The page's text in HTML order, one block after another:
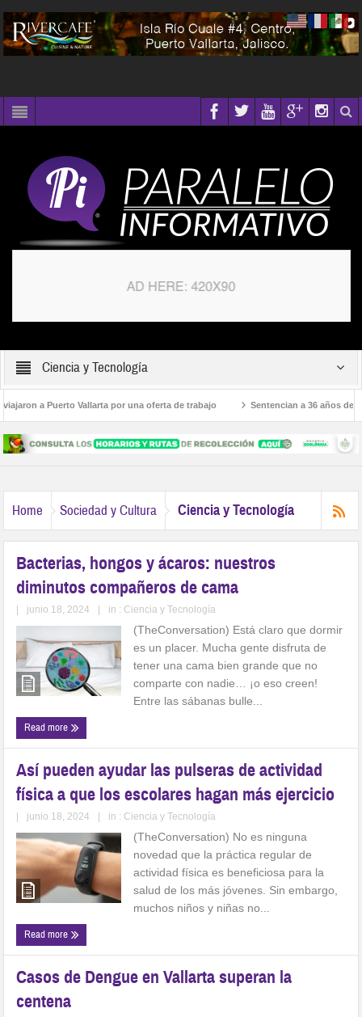
Ciencia y Tecnología
a Puerto Vallarta por una oferta de trabajo Sentencian a 36 años de
Home Sociedad y Cultura Ciencia y Tecnología
Bacterias, hongos y ácaros: nuestros
diminutos compañeros de cama
junio 18, 2024 in : Ciencia y Tecnología
(TheConversation) Está claro que dormir
es un placer. Mucha gente disfruta de
tener una cama bien grande que no
comparte con nadie… ¡o eso creen!
Entre las sábanas bulle...
Read more
Así pueden ayudar las pulseras de actividad
física a que los escolares hagan más ejercicio
junio 18, 2024 in : Ciencia y Tecnología
(TheConversation) No es ninguna
novedad que la práctica regular de
actividad física es beneficiosa para la
salud de los más jóvenes. Sin embargo,
muchos niños y niñas no...
Read more
Casos de Dengue en Vallarta superan la
centena